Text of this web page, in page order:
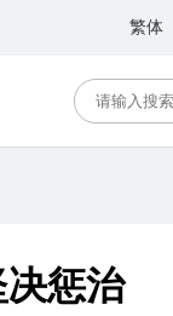
繁体
惩治